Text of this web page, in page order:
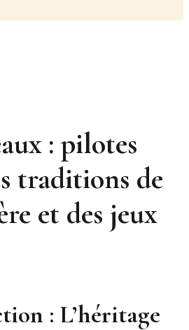
: pilotes
traditions de
et des jeux
: L’héritage